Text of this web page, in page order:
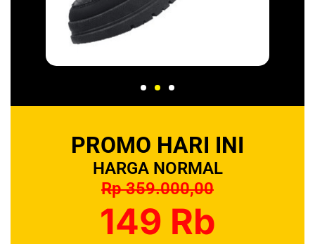
PROMO HARI INI
HARGA NORMAL
Rp 359.000,00
149 Rb